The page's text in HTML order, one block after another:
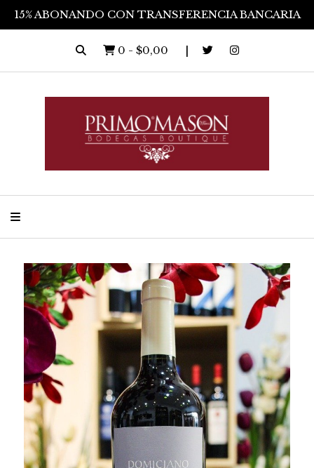
15% ABONANDO CON TRANSFERENCIA BANCARIA
0 - $0,00